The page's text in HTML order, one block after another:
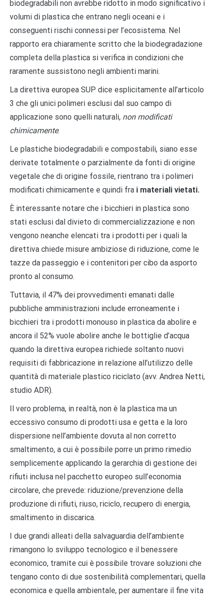
biodegradabili non avrebbe ridotto in modo significativo i
volumi di plastica che entrano negli oceani e i
conseguenti rischi connessi per l’ecosistema. Nel
rapporto era chiaramente scritto che la biodegradazione
completa della plastica si verifica in condizioni che
raramente sussistono negli ambienti marini.
La direttiva europea SUP dice esplicitamente all’articolo
3 che gli unici polimeri esclusi dal suo campo di
applicazione sono quelli naturali, non modificati
chimicamente.
Le plastiche biodegradabili e compostabili, siano esse
derivate totalmente o parzialmente da fonti di origine
vegetale che di origine fossile, rientrano tra i polimeri
modificati chimicamente e quindi fra i materiali vietati.
È interessante notare che i bicchieri in plastica sono
stati esclusi dal divieto di commercializzazione e non
vengono neanche elencati tra i prodotti per i quali la
direttiva chiede misure ambiziose di riduzione, come le
tazze da passeggio e i contenitori per cibo da asporto
pronto al consumo.
Tuttavia, il 47% dei provvedimenti emanati dalle
pubbliche amministrazioni include erroneamente i
bicchieri tra i prodotti monouso in plastica da abolire e
ancora il 52% vuole abolire anche le bottiglie d’acqua
quando la direttiva europea richiede soltanto nuovi
requisiti di fabbricazione in relazione all’utilizzo delle
quantità di materiale plastico riciclato (avv. Andrea Netti,
studio ADR).
Il vero problema, in realtà, non è la plastica ma un
eccessivo consumo di prodotti usa e getta e la loro
dispersione nell’ambiente dovuta al non corretto
smaltimento, a cui è possibile porre un primo rimedio
semplicemente applicando la gerarchia di gestione dei
rifiuti inclusa nel pacchetto europeo sull’economia
circolare, che prevede: riduzione/prevenzione della
produzione di rifiuti, riuso, riciclo, recupero di energia,
smaltimento in discarica.
I due grandi alleati della salvaguardia dell’ambiente
rimangono lo sviluppo tecnologico e il benessere
economico, tramite cui è possibile trovare soluzioni che
tengano conto di due sostenibilità complementari, quella
economica e quella ambientale, per aumentare il fine vita